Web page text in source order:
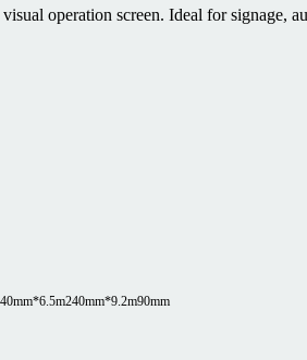
240mm*9.2m90mm
operation screen. Ideal for signage,